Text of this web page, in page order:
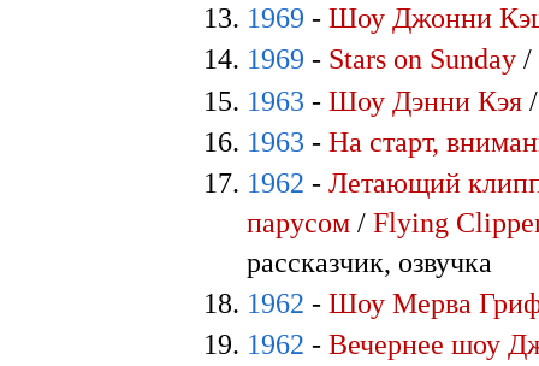
1969 -Шоу Джонни
1969 - Stars on Sunday /
1963 -Шоу Дэнни Кэя
1963 -На старт,
1962 -Летающий
парусом /Flying
рассказчик, озвучка
1962 -Шоу Мерва
1962 -Вечернее шоу